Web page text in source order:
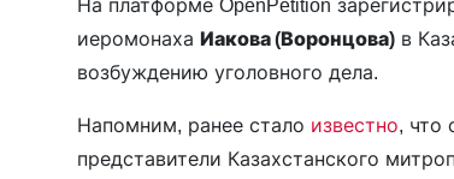
На платформе OpenPetition
иеромонаха Иакова (Воронцова) в
возбуждению уголовного дела.
Напомним, ранее стало известно, что
представители Казахстанского